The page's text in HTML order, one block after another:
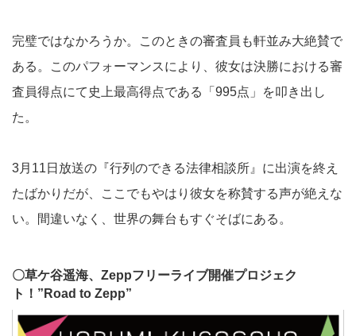
完璧ではなかろうか。このときの審査員も軒並み大絶賛で
ある。このパフォーマンスにより、彼女は決勝における審
査員得点にて史上最高得点である「995点」を叩き出し
た。
3月11日放送の『行列のできる法律相談所』に出演を終え
たばかりだが、ここでもやはり彼女を称賛する声が絶えな
い。間違いなく、世界の舞台もすぐそばにある。
〇草ケ谷遥海、Zeppフリーライブ開催プロジェク
ト！”Road to Zepp”